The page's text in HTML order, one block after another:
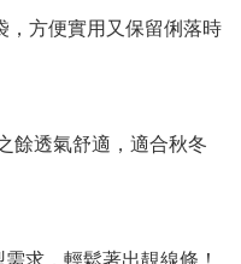
，方便實用又保留俐落時
餘透氣舒適，適合秋冬